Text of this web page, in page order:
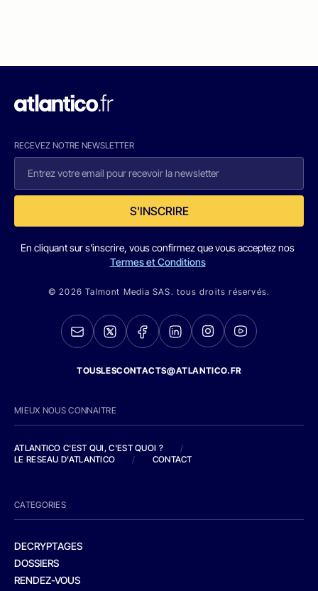
RECEVEZ NOTRE NEWSLETTER
S'INSCRIRE
En cliquant sur s'inscrire, vous confirmez que vous acceptez nos
Termes et Conditions
© 2026 Talmont Media SAS. tous droits réservés.
TOUSLESCONTACTS@ATLANTICO.FR
MIEUX NOUS CONNAITRE
ATLANTICO C'EST QUI, C'EST QUOI ?
/
LE RESEAU D'ATLANTICO
/ CONTACT
CATEGORIES
DECRYPTAGES
DOSSIERS
RENDEZ-VOUS